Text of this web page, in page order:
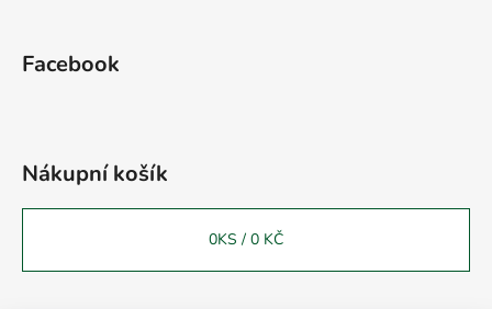
Facebook
Nákupní košík
0KS / 0 KČ